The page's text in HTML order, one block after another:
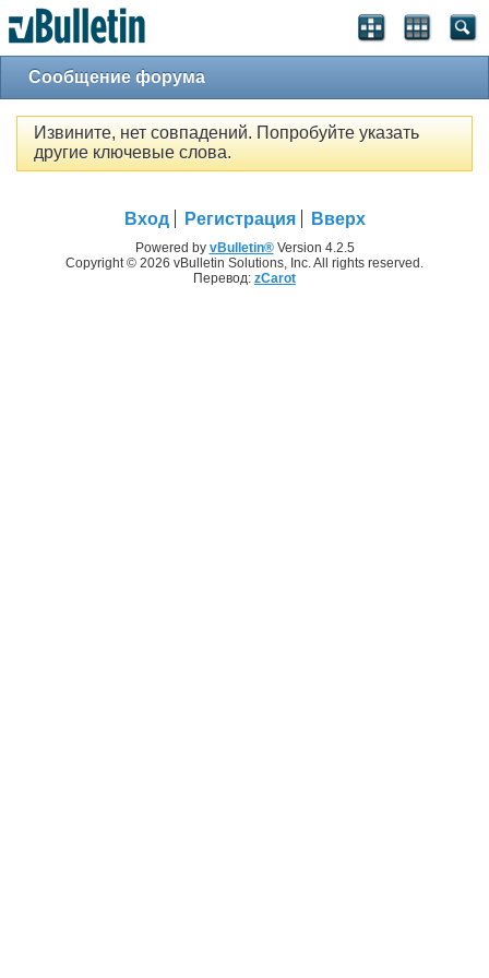
Сообщение форума
Извините, нет совпадений. Попробуйте указать
другие ключевые слова.
Вход Регистрация Вверх
Powered by vBulletin®Version 4.2.5
Copyright © 2026 vBulletin Solutions, Inc. All rights reserved.
Перевод: zCarot